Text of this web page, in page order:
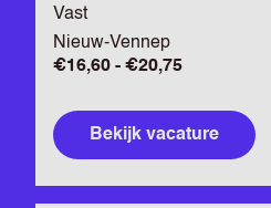
Vast
Nieuw-Vennep
€16,60 - €20,75
Bekijk vacature